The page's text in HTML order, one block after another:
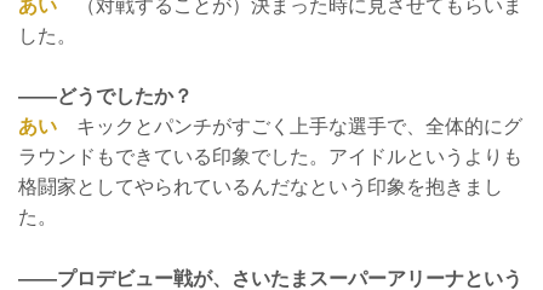
あい （対戦することが）決まった時に見させてもらいま
した。
——どうでしたか？
あい キックとパンチがすごく上手な選手で、全体的にグ
ラウンドもできている印象でした。アイドルというよりも
格闘家としてやられているんだなという印象を抱きまし
た。
——プロデビュー戦が、さいたまスーパーアリーナという